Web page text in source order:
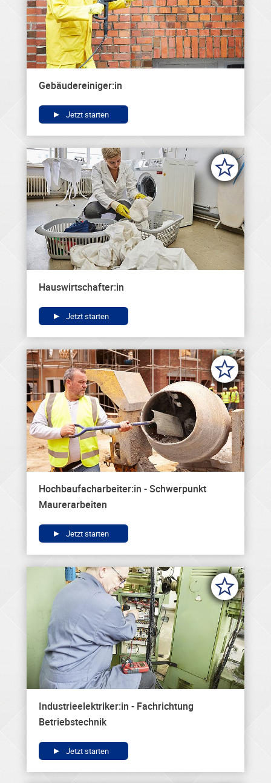
Gebäudereiniger:in
Jetzt starten
Hauswirtschafter:in
Jetzt starten
Hochbaufacharbeiter:in - Schwerpunkt
Maurerarbeiten
Jetzt starten
Industrieelektriker:in - Fachrichtung
Betriebstechnik
Jetzt starten